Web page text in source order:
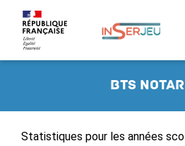
BTS
Statistiques pour les années